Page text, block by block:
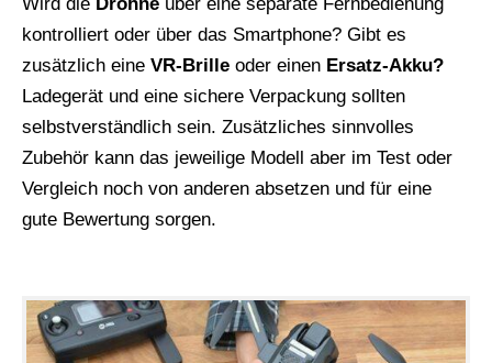
kontrolliert oder über das Smartphone? Gibt es
zusätzlich eine VR-Brille oder einen Ersatz-Akku?
Ladegerät und eine sichere Verpackung sollten
selbstverständlich sein. Zusätzliches sinnvolles
Zubehör kann das jeweilige Modell aber im Test oder
Vergleich noch von anderen absetzen und für eine
gute Bewertung sorgen.